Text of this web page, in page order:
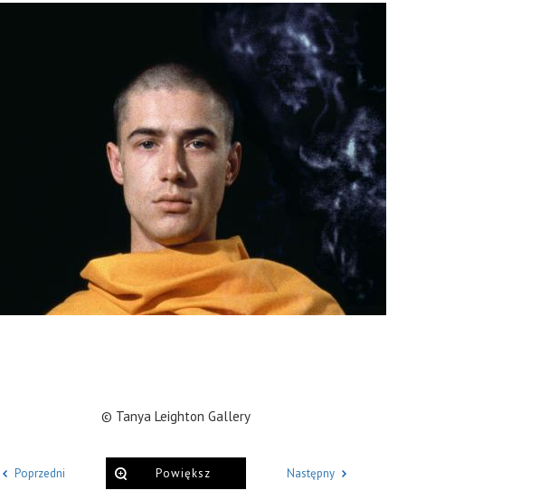
© Tanya Leighton Gallery
Poprzedni Powiększ Następny